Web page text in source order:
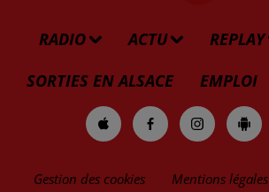
RADIO ACTU REPLAY
SORTIES EN ALSACE
EMPLOI
Gestion des cookies Mentions légales